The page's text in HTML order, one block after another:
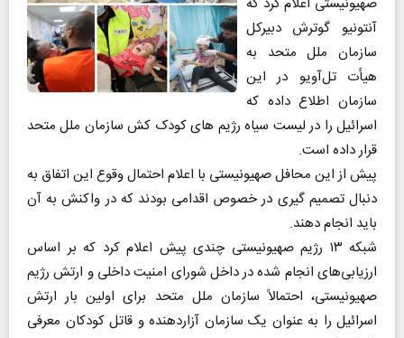
آنتونیو گوترش دبیرکل
سازمان ملل متحد به
هیأت تل‌آویو در این
سازمان اطلاع داده که
اسرائیل را در لیست سیاه رژیم های کودک کش سازمان ملل متحد
قرار داده است.
پیش از این محافل صهیونیستی با اعلام احتمال وقوع این اتفاق به
دنبال تصمیم گیری در خصوص اقدامی بودند که در واکنش به آن
باید انجام دهند.
شبکه ۱۳ رژیم صهیونیستی چندی پیش اعلام کرد که بر اساس
ارزیابی‌های انجام شده در داخل شورای امنیت داخلی و ارتش رژیم
صهیونیستی، احتمالاً سازمان ملل متحد برای اولین بار ارتش
اسرائیل را به عنوان یک سازمان آزاردهنده و قاتل کودکان معرفی